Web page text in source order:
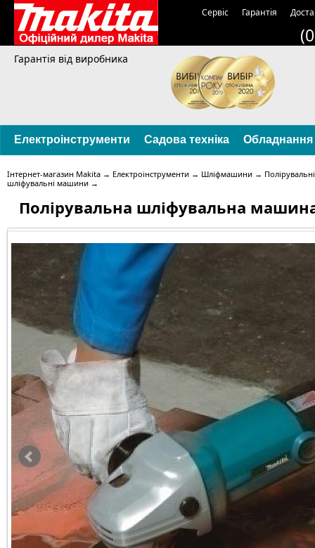
Сервіс Гарантія
Гарантія від виробника
Електроінструменти Садова техніка Обладнання
Інтернет-магазин Makita → Електроінструменти → Шліфмашини → Полірувальні
шліфувальні машини →
Полірувальна шліфувальна